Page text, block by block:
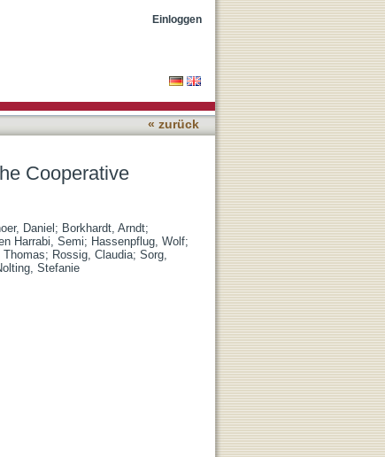
Einloggen
« zurück
Cooperative
Daniel ; Borkhardt, Arndt;
Harrabi, Semi; Hassenpflug, Wolf;
Thomas; Rossig, Claudia; Sorg,
Stefanie